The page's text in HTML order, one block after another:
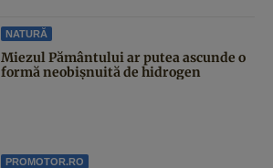
NATURĂ
Miezul Pământului ar putea ascunde o
formă neobișnuită de hidrogen
PROMOTOR.RO